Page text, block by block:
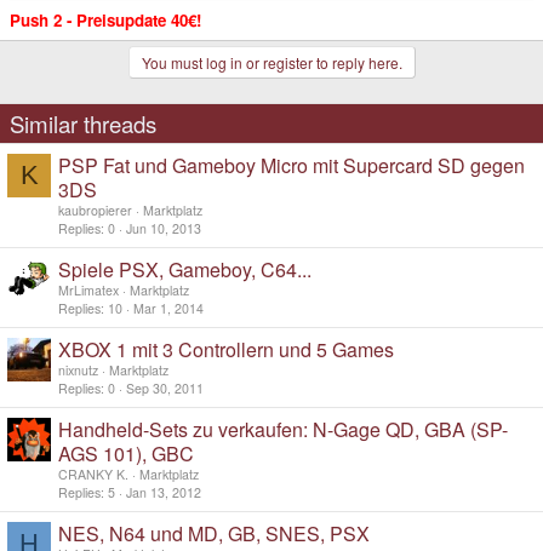
Push 2 - Preisupdate 40€!
You must log in or register to reply here.
Similar threads
K
PSP Fat und Gameboy Micro mit Supercard SD gegen
3DS
kaubropierer
Marktplatz
Replies 0 Jun 10, 2013
Spiele PSX, Gameboy, C64...
MrLimatex
Marktplatz
Replies 10 Mar 1, 2014
XBOX 1 mit 3 Controllern und 5 Games
nixnutz
Marktplatz
Replies 0 Sep 30, 2011
Handheld-Sets zu verkaufen: N-Gage QD, GBA (SP-
AGS 101), GBC
CRANKY K.
Marktplatz
Replies 5 Jan 13, 2012
H NES, N64 und MD, GB, SNES, PSX